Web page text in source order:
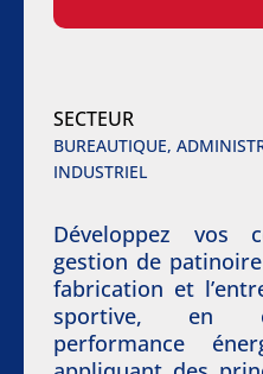
SECTEUR
BUREAUTIQUE,
INDUSTRIEL
Développez vos
gestion de
fabrication et
sportive, en
performance